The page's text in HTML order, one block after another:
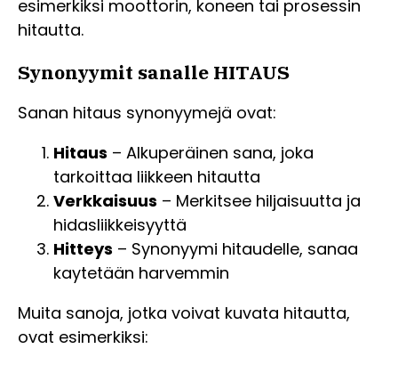
esimerkiksi moottorin, koneen tai prosessin
hitautta.
Synonyymit sanalle HITAUS
Sanan hitaus synonyymejä ovat:
Hitaus – Alkuperäinen sana, joka
tarkoittaa liikkeen hitautta
Verkkaisuus – Merkitsee hiljaisuutta ja
hidasliikkeisyyttä
Hitteys – Synonyymi hitaudelle, sanaa
kaytetään harvemmin
Muita sanoja, jotka voivat kuvata hitautta,
ovat esimerkiksi: